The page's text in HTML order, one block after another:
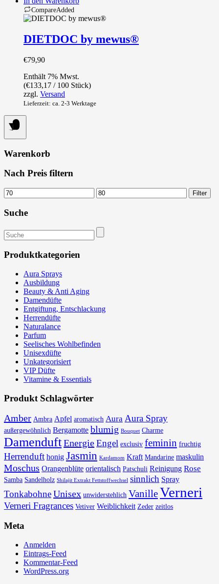
CompareAdded
DIETDOC by mewus®
€79,90
Enthält 7% Mwst.
(€133,17 / 100 Stück)
zzgl. Versand
Lieferzeit: ca. 2-3 Werktage
Warenkorb
Nach Preis filtern
Min.
Preis
Max.
Preis
Filter
Suche
Suchen
nach:
Produktkategorien
Aura Sprays
Ausbildung
Beauty & Anti Aging
Damendüfte
Entgiftung, Entschlackung
Herrendüfte
Naturalance
Parfum
Seelisches Wohlbefinden
Unisexdüfte
Unkategorisiert
VIP Düfte
Vitamine & Essentials
Produkt Schlagwörter
Amber Ambra Apfel aromatisch Aura Aura Spray
außergewöhnlich Bergamotte blumig Bouquet Charme
DamenduftEnergieEngel exclusiv feminin fruchtig
Herrenduft honig Jasmin Kardamom Kraft Mandarine maskulin
Moschus Orangenblüte orientalisch Patschuli Reinigung Rose
Samba Sandelholz Shilajit Extrakt Fettstoffwechsel sinnlich Spray
TonkabohneUnisex unwiderstehlich VanilleVerneri
Verneri Fragrances Vetiver Weiblichkeit Zeder zeitlos
Meta
Anmelden
Eintrags-Feed
Kommentar-Feed
WordPress.org